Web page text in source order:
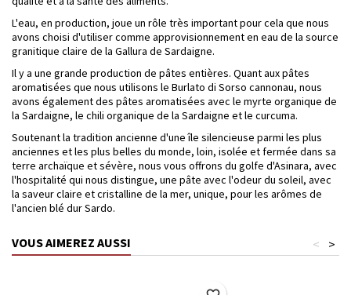
L'eau, en production, joue un rôle très important pour cela que nous
avons choisi d'utiliser comme approvisionnement en eau de la source
granitique claire de la Gallura de Sardaigne.
Il y a une grande production de pâtes entières. Quant aux pâtes
aromatisées que nous utilisons le Burlato di Sorso cannonau, nous
avons également des pâtes aromatisées avec le myrte organique de
la Sardaigne, le chili organique de la Sardaigne et le curcuma.
Soutenant la tradition ancienne d'une île silencieuse parmi les plus
anciennes et les plus belles du monde, loin, isolée et fermée dans sa
terre archaïque et sévère, nous vous offrons du golfe d'Asinara, avec
l'hospitalité qui nous distingue, une pâte avec l'odeur du soleil, avec
la saveur claire et cristalline de la mer, unique, pour les arômes de
l'ancien blé dur Sardo.
VOUS AIMEREZ AUSSI >
<